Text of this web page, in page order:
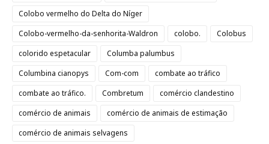
Colobo vermelho do Delta do Níger
Colobo-vermelho-da-senhorita-Waldron
colobo.
Colobus
colorido espetacular
Columba palumbus
Columbina cianopys
Com-com
combate ao tráfico
combate ao tráfico.
Combretum
comércio clandestino
comércio de animais
comércio de animais de estimação
comércio de animais selvagens